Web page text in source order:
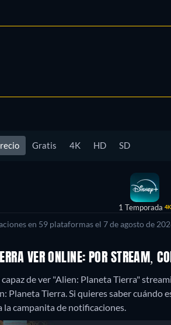
Gratis 4K HD SD
1 Temporada 4K
en 59 plataformas el 7 de agosto de
VER ONLINE: POR STREAM,
de ver "Alien: Planeta Tierra"
Planeta Tierra. Si quieres saber cuándo
campanita de notificaciones.